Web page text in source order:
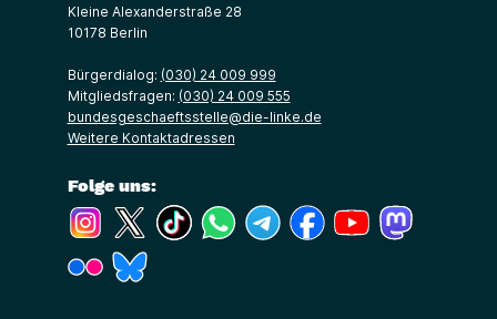
Kleine Alexanderstraße 28
10178 Berlin
Bürgerdialog: (030) 24 009 999
Mitgliedsfragen: (030) 24 009 555
bundesgeschaeftsstelle@die-linke.de
Weitere Kontaktadressen
Folge uns:
(Link öffnet ein neues Fenster)
(Link öffnet ein neues Fenster)
(Link öffnet ein neues Fenster)
(Link öffnet ein neues Fenster)
(Link öffnet ein neues Fenster)
(Link öffnet ein neues
(Link öffnet ein
(Link öffnet ein neues Fenster)